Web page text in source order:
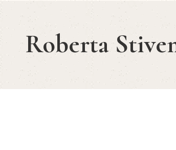
Roberta
RESERVAR
¿CÓMO LLEGAR?
CONTACTO